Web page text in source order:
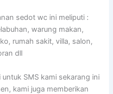
sedot wc ini meliputi :
warung makan,
rumah sakit, villa, salon,
dll
SMS kami sekarang ini
kami juga memberikan